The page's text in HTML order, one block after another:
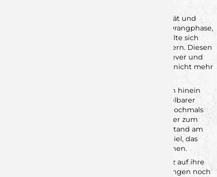
Doch der Spitzenreiter bewies seinerseits Qualität und
Ruhe. Erlangen fing sich nach dieser Rimparer Drangphase,
stellte sich besser auf die Abläufe ein und erspielte sich
erneut ein kleines Polster von zwei bis drei Treffern. Diesen
Vorsprung verwalteten die Gäste in der Folge clever und
gaben ihn – trotz aller Rimparer Bemühungen – nicht mehr
Die Jungwölfe blieben bis in die Schlussminuten hinein
gefährlich. Mehrfach war man wieder in unmittelbarer
Reichweite, und gerade gegen Ende wurde es nochmals
richtig eng. Doch der letzte entscheidende Treffer zum
erneuten Ausgleich sollte nicht mehr fallen. So stand am
Ende eine knappe 36:39-Niederlage in einem Spiel, das
jederzeit in beide Richtungen hätte kippen können.
Trotz des Ergebnisses dürfen die Jungwölfe stolz auf ihre
Leistung sein. Nachdem man im Hinspiel in Erlangen noch